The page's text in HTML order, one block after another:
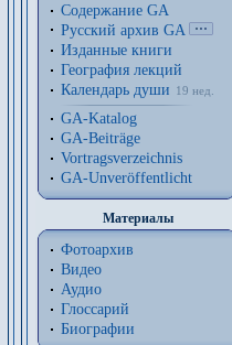
Содержание GA
Русский архив GA
Изданные книги
География лекций
Календарь души
19 нед.
GA-Katalog
GA-Beiträge
Vortragsverzeichnis
GA-Unveröffentlicht
Материалы
Фотоархив
Видео
Аудио
Глоссарий
Биографии